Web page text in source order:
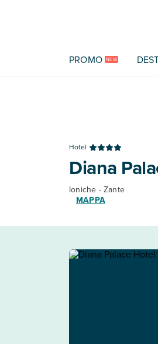
PROMO NEW
Hotel
Diana
Ioniche - Zante
MAPPA